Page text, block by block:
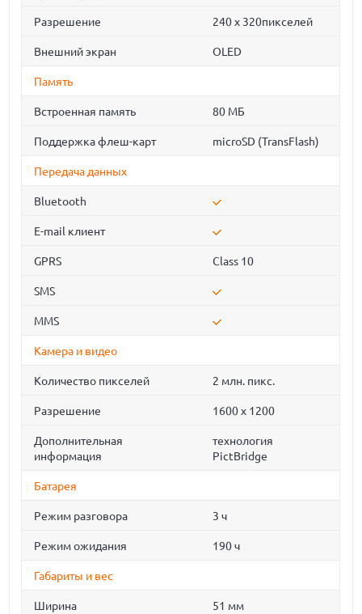
Разрешение 240 х 320пикселей
Внешний экран OLED
Память
Встроенная память 80 МБ
Поддержка флеш-карт microSD (TransFlash)
Передача данных
Bluetooth
E-mail клиент
GPRS Class 10
SMS
MMS
Камера и видео
Количество пикселей 2 млн. пикс.
Разрешение 1600 x 1200
Дополнительная
информация
технология
PictBridge
Батарея
Режим разговора 3 ч
Режим ожидания 190 ч
Габариты и вес
Ширина 51 мм